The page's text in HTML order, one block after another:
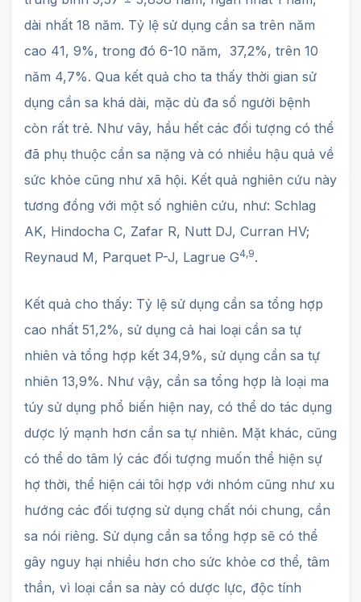
dài nhất 18 năm. Tỷ lệ sử dụng cần sa trên năm
cao 41, 9%, trong đó 6-10 năm, 37,2%, trên 10
năm 4,7%. Qua kết quả cho ta thấy thời gian sử
dụng cần sa khá dài, mặc dù đa số người bệnh
còn rất trẻ. Như vây, hầu hết các đối tượng có thể
đã phụ thuộc cần sa nặng và có nhiều hậu quả về
sức khỏe cũng như xã hội. Kết quả nghiên cứu này
tương đồng với một số nghiên cứu, như: Schlag
AK, Hindocha C, Zafar R, Nutt DJ, Curran HV;
Reynaud M, Parquet P-J, Lagrue G4,9.
Kết quả cho thấy: Tỷ lệ sử dụng cần sa tổng hợp
cao nhất 51,2%, sử dụng cả hai loại cần sa tự
nhiên và tổng hợp kết 34,9%, sử dụng cần sa tự
nhiên 13,9%. Như vậy, cần sa tổng hợp là loại ma
túy sử dụng phổ biến hiện nay, có thể do tác dụng
dược lý mạnh hơn cần sa tự nhiên. Mặt khác, cũng
có thể do tâm lý các đối tượng muốn thể hiện sự
hợ thời, thể hiện cái tôi hợp với nhóm cũng như xu
hướng các đối tượng sử dụng chất nói chung, cần
sa nói riêng. Sử dụng cần sa tổng hợp sẽ có thể
gây nguy hại nhiều hơn cho sức khỏe cơ thể, tâm
thần, vì loại cần sa này có dược lực, độc tính